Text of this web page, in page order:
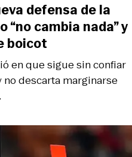
en que sigue sin confiar
descarta marginarse
defensa de la
“no cambia nada” y
boicot